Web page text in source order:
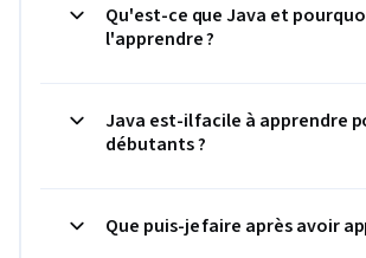
Qu'est-ce que Java et
l'apprendre ?
Java est-il facile à apprendre
débutants ?
Que puis-je faire après avoir